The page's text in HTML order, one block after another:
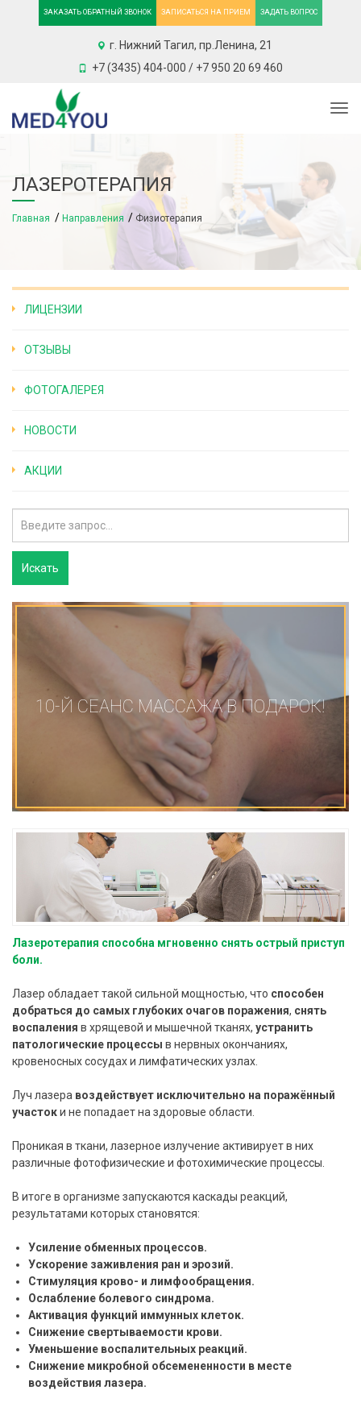
ЗАКАЗАТЬ ОБРАТНЫЙ ЗВОНОК ЗАПИСАТЬСЯ НА ПРИЕМ ЗАДАТЬ ВОПРОС
г. Нижний Тагил, пр.Ленина, 21
+7 (3435) 404-000 / +7 950 20 69 460
ЛАЗЕРОТЕРАПИЯ
Главная Направления Физиотерапия
ЛИЦЕНЗИИ
ОТЗЫВЫ
ФОТОГАЛЕРЕЯ
НОВОСТИ
АКЦИИ
10-Й СЕАНС МАССАЖА В ПОДАРОК!
Лазеротерапия способна мгновенно снять острый приступ
боли.
Лазер обладает такой сильной мощностью, что способен
добраться до самых глубоких очагов поражения, снять
воспаления в хрящевой и мышечной тканях, устранить
патологические процессы в нервных окончаниях,
кровеносных сосудах и лимфатических узлах.
Луч лазера воздействует исключительно на поражённый
участоки не попадает на здоровые области.
Проникая в ткани, лазерное излучение активирует в них
различные фотофизические и фотохимические процессы.
В итоге в организме запускаются каскады реакций,
результатами которых становятся:
Усиление обменных процессов.
Ускорение заживления ран и эрозий.
Стимуляция крово- и лимфообращения.
Ослабление болевого синдрома.
Активация функций иммунных клеток.
Снижение свертываемости крови.
Уменьшение воспалительных реакций.
Снижение микробной обсемененности в месте
воздействия лазера.